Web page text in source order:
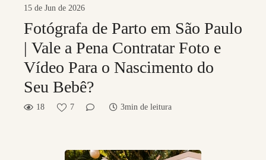
15 de Jun de 2026
Fotógrafa de Parto em São Paulo
| Vale a Pena Contratar Foto e
Vídeo Para o Nascimento do
Seu Bebê?
18 7 3min de leitura